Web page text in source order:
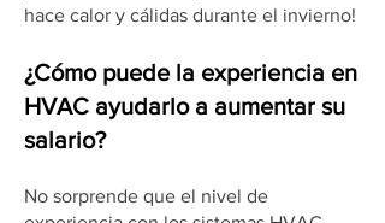
hace calor y cálidas durante el invierno!
¿Cómo puede la experiencia en
HVAC ayudarlo a aumentar su
salario?
No sorprende que el nivel de